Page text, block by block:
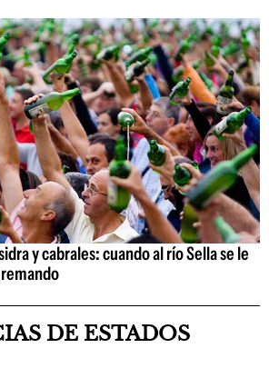
y cabrales: cuando al río Sella se le
DE ESTADOS